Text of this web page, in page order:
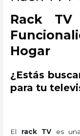
Rack
Hogar
¿Estás
para tu
El rack TVes una